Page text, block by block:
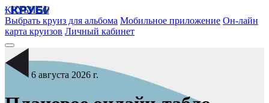
КРУБИСС
Выбрать круиз для альбома Мобильное приложение Он-лайн
карта круизов Личный кабинет
6 августа 2026 г.